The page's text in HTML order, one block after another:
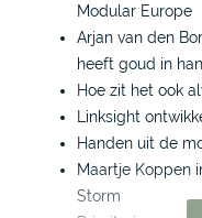
Modular Europe
Arjan van den
heeft goud in
Hoe zit het ook
Linksight
Handen uit de
Maartje Koppen
Storm